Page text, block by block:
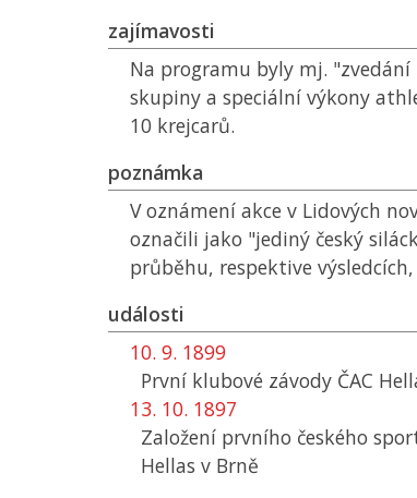
zajímavosti
Na programu byly mj. "zvedání
skupiny a speciální výkony
10 krejcarů.
poznámka
V oznámení akce v Lidových
označili jako "jediný český
průběhu, respektive
události
10. 9. 1899
První klubové závody ČAC
13. 10. 1897
Založení prvního českého
Hellas v Brně